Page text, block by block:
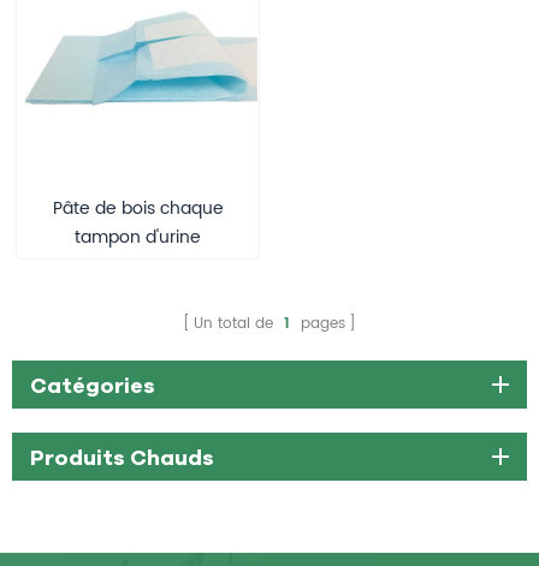
Pâte de bois chaque
tampon d'urine
Un total de 1 pages
Catégories
Produits Chauds